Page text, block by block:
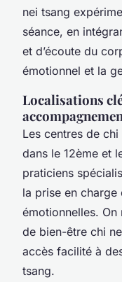
nei tsang
séance, en
et d’écoute du
émotionnel et la
Localisations
Les centres de
dans le 12ème et
praticiens
la prise en
émotionnelles.
de bien-être chi
accès facilité à
tsang.